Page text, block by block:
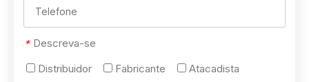
* Descreva-se
Distribuidor
Fabricante
Atacadista